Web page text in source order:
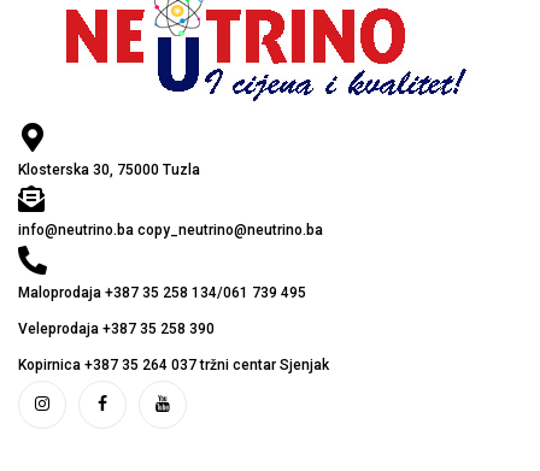
Klosterska 30, 75000 Tuzla
info@neutrino.ba copy_neutrino@neutrino.ba
Maloprodaja +387 35 258 134/061 739 495
Veleprodaja +387 35 258 390
Kopirnica +387 35 264 037 tržni centar Sjenjak